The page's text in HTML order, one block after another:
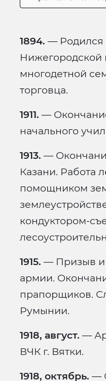
1894. — Родился
Нижегородской
многодетной
торговца.
1911. —
начального
1913. —
Казани. Работа
помощником
кондуктором-
1915. — Призыв и
армии.
прапорщиков.
Румынии.
1918, август. —
ВЧК г. Вятки.
1918, октябрь. —